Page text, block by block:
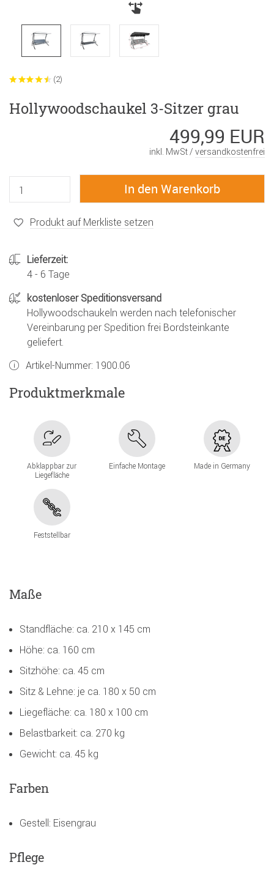
(2)
Hollywoodschaukel 3-Sitzer grau
499,99 EUR
inkl. MwSt / versandkostenfrei
Produkt auf Merkliste setzen
Lieferzeit:
4 - 6 Tage
kostenloser Speditionsversand
Hollywoodschaukeln werden nach telefonischer
Vereinbarung per Spedition frei Bordsteinkante
geliefert.
Artikel-Nummer: 1900.06
Produktmerkmale
Abklappbar zur
Liegefläche
Einfache Montage Made in Germany
Feststellbar
Maße
Standfläche: ca. 210 x 145 cm
Höhe: ca. 160 cm
Sitzhöhe: ca. 45 cm
Sitz & Lehne: je ca. 180 x 50 cm
Liegefläche: ca. 180 x 100 cm
Belastbarkeit: ca. 270 kg
Gewicht: ca. 45 kg
Farben
Gestell: Eisengrau
Pflege